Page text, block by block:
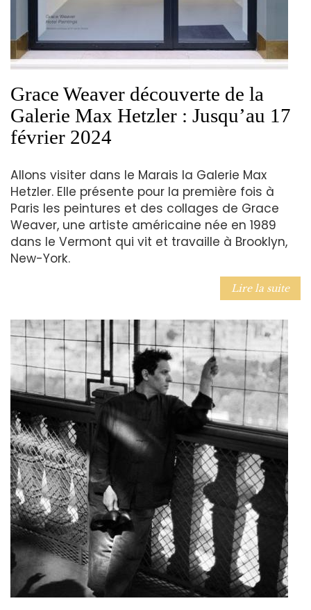
Grace Weaver découverte de la
Galerie Max Hetzler : Jusqu’au 17
février 2024
Allons visiter dans le Marais la Galerie Max
Hetzler. Elle présente pour la première fois à
Paris les peintures et des collages de Grace
Weaver, une artiste américaine née en 1989
dans le Vermont qui vit et travaille à Brooklyn,
New-York.
Lire la suite